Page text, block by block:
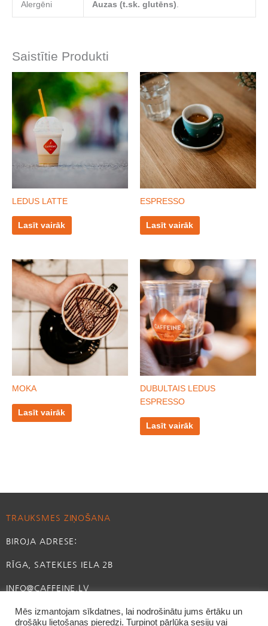
Alergēni Auzas (t.sk. glutēns)
Saistītie Produkti
LEDUS LATTE
Lasīt vairāk
ESPRESSO
Lasīt vairāk
MOKA
Lasīt vairāk
DUBULTAIS LEDUS
ESPRESSO
Lasīt vairāk
TRAUKSMES ZIŅOŠANA
BIROJA ADRESE:
RĪGA, SATEKLES IELA 2B
INFO@CAFFEINE.LV
Mēs izmantojam sīkdatnes, lai nodrošinātu jums ērtāku un
drošāku lietošanas pieredzi. Turpinot pārlūka sesiju vai